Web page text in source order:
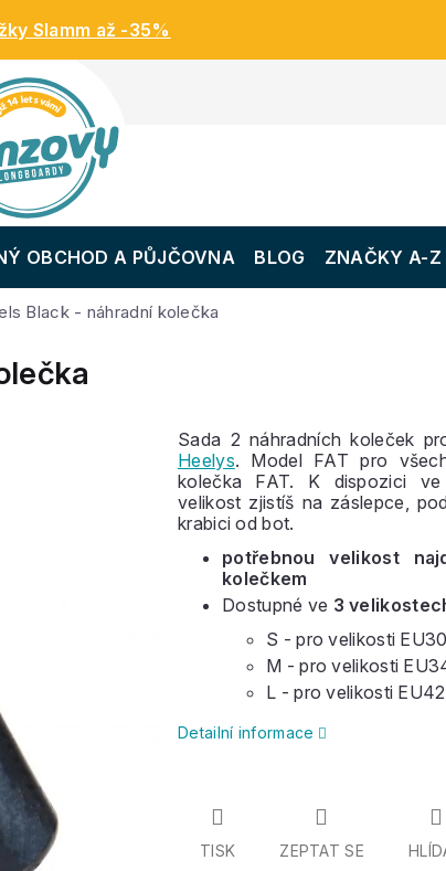
Slamm až -35%
OBCHOD A PŮJČOVNA BLOG ZNAČKY A-Z
Black - náhradní kolečka
Sada 2 náhradních koleček
Heelys. Model FAT pro
kolečka FAT. K dispozici
velikost zjistíš na záslepce,
krabici od bot.
potřebnou velikost
kolečkem
Dostupné ve 3
S - pro velikosti
M - pro velikosti
L - pro velikosti
Prokoloboty
Detailní informace
TISK ZEPTAT SE